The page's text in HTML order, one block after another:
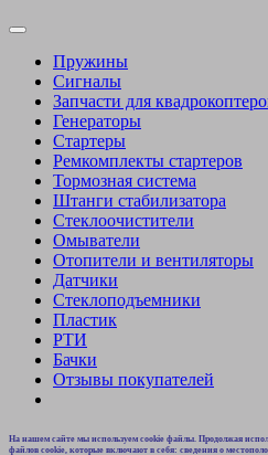
Пружины
Сигналы
Запчасти для
Генераторы
Стартеры
Ремкомплекты стартеров
Тормозная система
Штанги стабилизатора
Стеклоочистители
Омыватели
Отопители и вентиляторы
Датчики
Стеклоподъемники
Пластик
РТИ
Бачки
Отзывы покупателей
На нашем сайте мы используем cookie файлы. Продолжая
файлов cookie, которые включают в себя: сведения о